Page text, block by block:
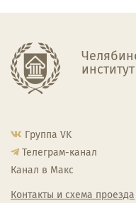
Группа VK
Телеграм-канал
Канал в Макс
Контакты и схема проезда